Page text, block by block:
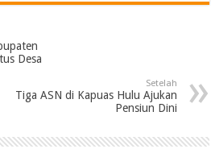
Desa
Setelah
Tiga ASN di Kapuas Hulu Ajukan
Pensiun Dini